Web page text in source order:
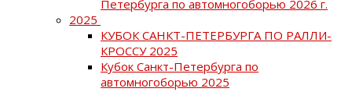
Петербурга по автомногоборью 2026 г.
2025
КУБОК САНКТ-ПЕТЕРБУРГА ПО РАЛЛИ-
КРОССУ 2025
Кубок Санкт-Петербурга по
автомногоборью 2025